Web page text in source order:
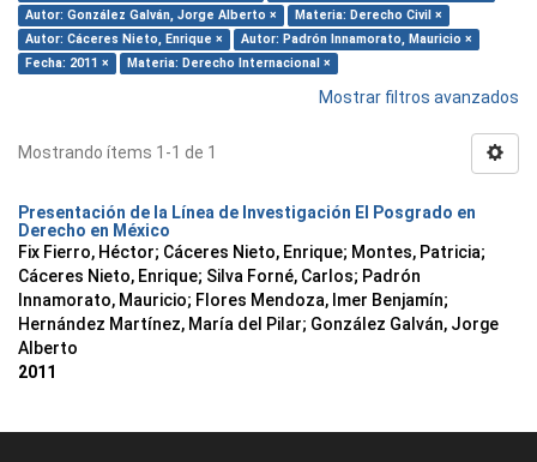
Autor: González Galván, Jorge Alberto ×
Materia: Derecho Civil ×
Autor: Cáceres Nieto, Enrique ×
Autor: Padrón Innamorato, Mauricio ×
Fecha: 2011 ×
Materia: Derecho Internacional ×
Mostrar filtros avanzados
Mostrando ítems 1-1 de 1
Presentación de la Línea de Investigación El Posgrado en
Derecho en México
Fix Fierro, Héctor; Cáceres Nieto, Enrique; Montes, Patricia;
Cáceres Nieto, Enrique; Silva Forné, Carlos; Padrón
Innamorato, Mauricio; Flores Mendoza, Imer Benjamín;
Hernández Martínez, María del Pilar; González Galván, Jorge
Alberto
2011